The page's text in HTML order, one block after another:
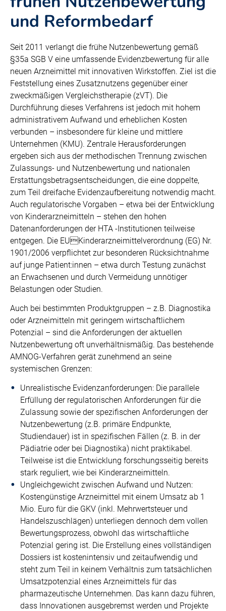
und Reformbedarf
Seit 2011 verlangt die frühe Nutzenbewertung gemäß
§35a SGB V eine umfassende Evidenzbewertung für alle
neuen Arzneimittel mit innovativen Wirkstoffen. Ziel ist die
Feststellung eines Zusatznutzens gegenüber einer
zweckmäßigen Vergleichstherapie (zVT). Die
Durchführung dieses Verfahrens ist jedoch mit hohem
administrativem Aufwand und erheblichen Kosten
verbunden – insbesondere für kleine und mittlere
Unternehmen (KMU). Zentrale Herausforderungen
ergeben sich aus der methodischen Trennung zwischen
Zulassungs- und Nutzenbewertung und nationalen
Erstattungsbetragsentscheidungen, die eine doppelte,
zum Teil dreifache Evidenzaufbereitung notwendig macht.
Auch regulatorische Vorgaben – etwa bei der Entwicklung
von Kinderarzneimitteln – stehen den hohen
Datenanforderungen der HTA -Institutionen teilweise
entgegen. Die EUKinderarzneimittelverordnung (EG) Nr.
1901/2006 verpflichtet zur besonderen Rücksichtnahme
auf junge Patient:innen – etwa durch Testung zunächst
an Erwachsenen und durch Vermeidung unnötiger
Belastungen oder Studien.
Auch bei bestimmten Produktgruppen – z.B. Diagnostika
oder Arzneimitteln mit geringem wirtschaftlichem
Potenzial – sind die Anforderungen der aktuellen
Nutzenbewertung oft unverhältnismäßig. Das bestehende
AMNOG-Verfahren gerät zunehmend an seine
systemischen Grenzen:
Unrealistische Evidenzanforderungen: Die parallele
Erfüllung der regulatorischen Anforderungen für die
Zulassung sowie der spezifischen Anforderungen der
Nutzenbewertung (z.B. primäre Endpunkte,
Studiendauer) ist in spezifischen Fällen (z. B. in der
Pädiatrie oder bei Diagnostika) nicht praktikabel.
Teilweise ist die Entwicklung forschungsseitig bereits
stark reguliert, wie bei Kinderarzneimitteln.
Ungleichgewicht zwischen Aufwand und Nutzen:
Kostengünstige Arzneimittel mit einem Umsatz ab 1
Mio. Euro für die GKV (inkl. Mehrwertsteuer und
Handelszuschlägen) unterliegen dennoch dem vollen
Bewertungsprozess, obwohl das wirtschaftliche
Potenzial gering ist. Die Erstellung eines vollständigen
Dossiers ist kostenintensiv und zeitaufwendig und
steht zum Teil in keinem Verhältnis zum tatsächlichen
Umsatzpotenzial eines Arzneimittels für das
pharmazeutische Unternehmen. Das kann dazu führen,
dass Innovationen ausgebremst werden und Projekte